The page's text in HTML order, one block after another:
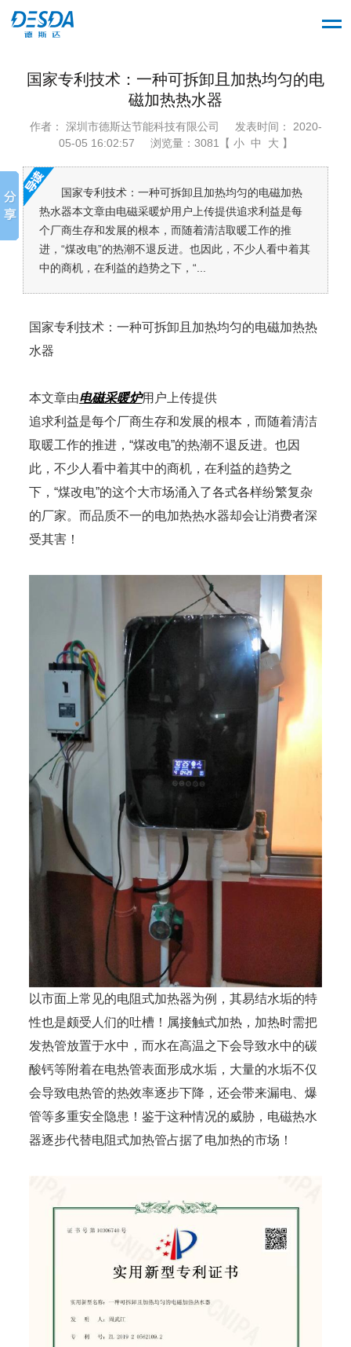
国家专利技术：一种可拆卸且加热均匀的电
磁加热热水器
作者： 深圳市德斯达节能科技有限公司
发表时间： 2020-
05-05 16:02:57
浏览量：3081【 小 中 大 】
国家专利技术：一种可拆卸且加热均匀的电磁加热
热水器本文章由电磁采暖炉用户上传提供追求利益是每
个厂商生存和发展的根本，而随着清洁取暖工作的推
进，“煤改电”的热潮不退反进。也因此，不少人看中着其
中的商机，在利益的趋势之下，“...
国家专利技术：一种可拆卸且加热均匀的电磁加热热
水器
本文章由电磁采暖炉用户上传提供
追求利益是每个厂商生存和发展的根本，而随着清洁
取暖工作的推进，“煤改电”的热潮不退反进。也因
此，不少人看中着其中的商机，在利益的趋势之
下，“煤改电”的这个大市场涌入了各式各样纷繁复杂
的厂家。而品质不一的电加热热水器却会让消费者深
受其害！
以市面上常见的电阻式加热器为例，其易结水垢的特
性也是颇受人们的吐槽！属接触式加热，加热时需把
发热管放置于水中，而水在高温之下会导致水中的碳
酸钙等附着在电热管表面形成水垢，大量的水垢不仅
会导致电热管的热效率逐步下降，还会带来漏电、爆
管等多重安全隐患！鉴于这种情况的威胁，电磁热水
器逐步代替电阻式加热管占据了电加热的市场！